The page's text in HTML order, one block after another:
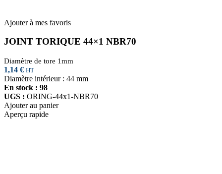
Ajouter à mes favoris
JOINT TORIQUE 44×1 NBR70
Diamètre de tore 1mm
1,14 € HT
Diamètre intérieur : 44 mm
En stock : 98
UGS : ORING-44x1-NBR70
Ajouter au panier
Aperçu rapide